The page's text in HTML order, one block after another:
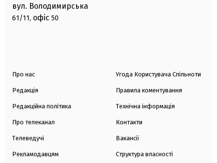
вул. Володимирська
61/11, офіс 50
Про нас
Редакція
Редакційна політика
Про телеканал
Телеведучі
Рекламодавцям
Угода Користувача Спільноти
Правила коментування
Технічна інформація
Контакти
Вакансії
Структура власності